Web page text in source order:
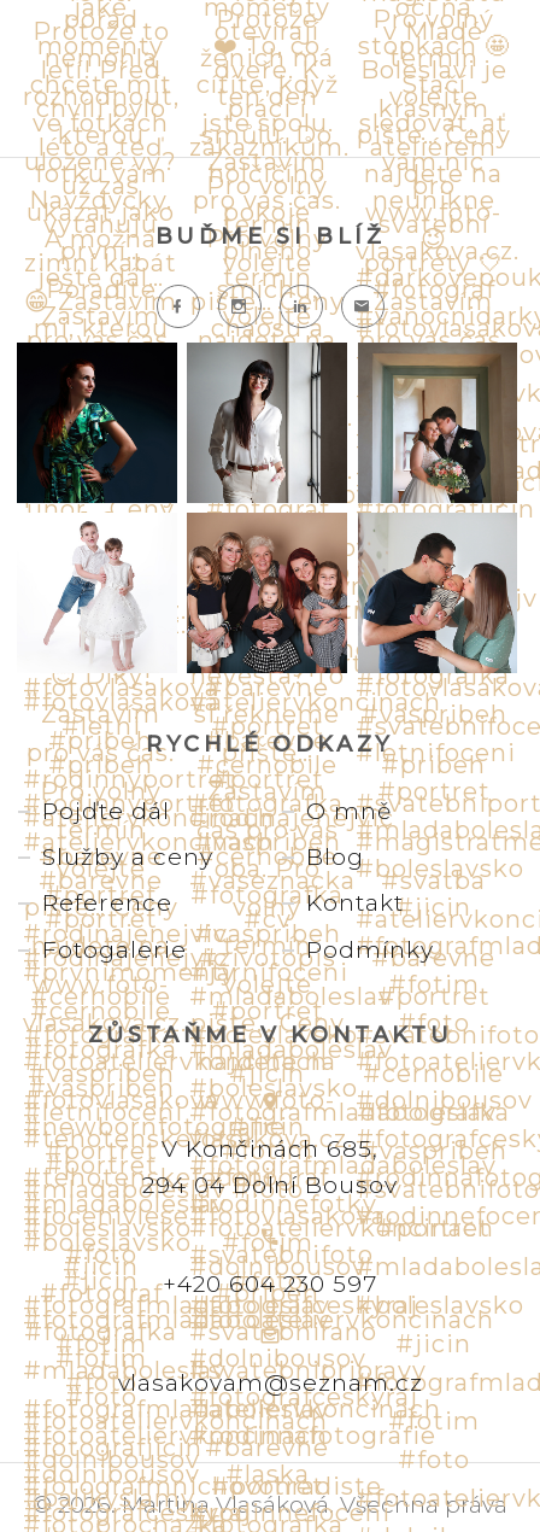
BUĎME SI BLÍŽ
RYCHLÉ ODKAZY
Pojďte dál
Služby a ceny
Reference
Fotogalerie
O mně
Blog
Kontakt
Podmínky
ZŮSTAŇME V KONTAKTU
V Končinách 685,
294 04 Dolní Bousov
+420 604 230 597
vlasakovam@seznam.cz
©2026.Martina Vlasáková.Všechna práva